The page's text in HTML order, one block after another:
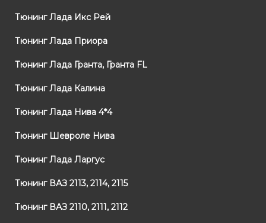
Тюнинг Лада Икс Рей
Тюнинг Лада Приора
Тюнинг Лада Гранта, Гранта FL
Тюнинг Лада Калина
Тюнинг Лада Нива 4*4
Тюнинг Шевроле Нива
Тюнинг Лада Ларгус
Тюнинг ВАЗ 2113, 2114, 2115
Тюнинг ВАЗ 2110, 2111, 2112